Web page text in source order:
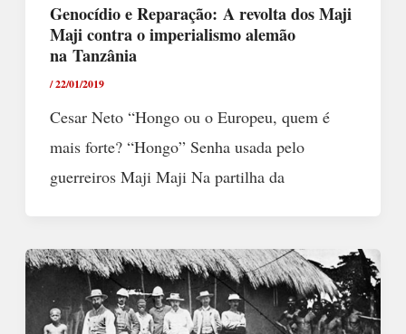
Genocídio e Reparação: A revolta dos Maji
Maji contra o imperialismo alemão
na Tanzânia
/22/01/2019
Cesar Neto “Hongo ou o Europeu, quem é
mais forte? “Hongo” Senha usada pelo
guerreiros Maji Maji Na partilha da